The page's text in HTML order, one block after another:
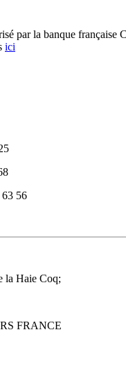
par la banque française
ici
56
la Haie Coq;
FRANCE